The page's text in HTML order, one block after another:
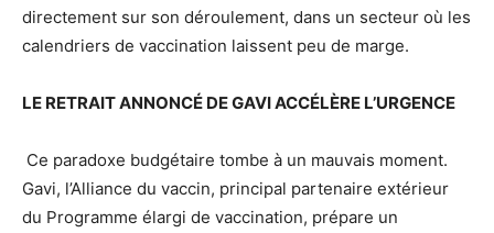
directement sur son déroulement, dans un secteur où les
calendriers de vaccination laissent peu de marge.
LE RETRAIT ANNONCÉ DE GAVI ACCÉLÈRE L’URGENCE
Ce paradoxe budgétaire tombe à un mauvais moment.
Gavi, l’Alliance du vaccin, principal partenaire extérieur
du Programme élargi de vaccination, prépare un